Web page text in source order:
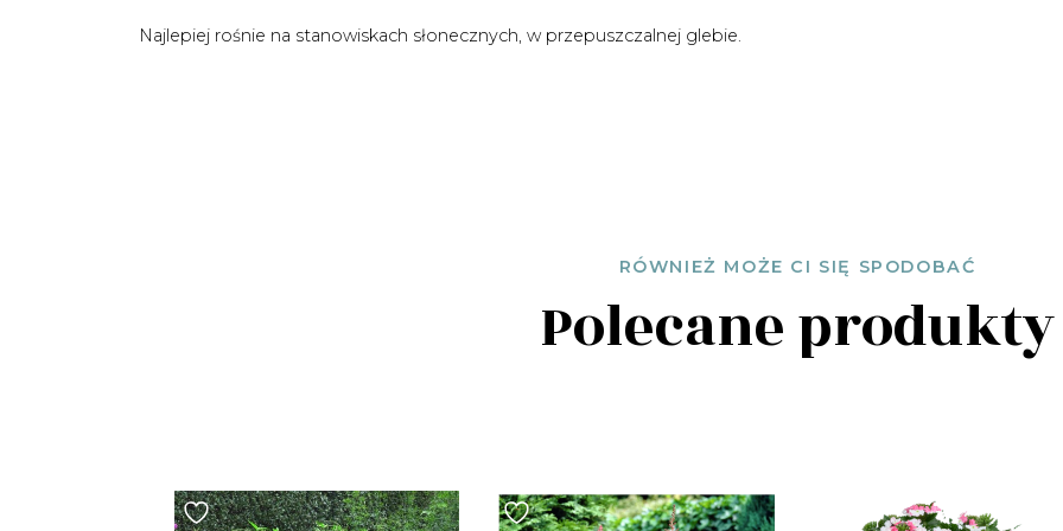
Najlepiej rośnie na stanowiskach słonecznych, w przepuszczalnej glebie.
RÓWNIEŻ MOŻE CI SIĘ SPODOBAĆ
Polecane produkty